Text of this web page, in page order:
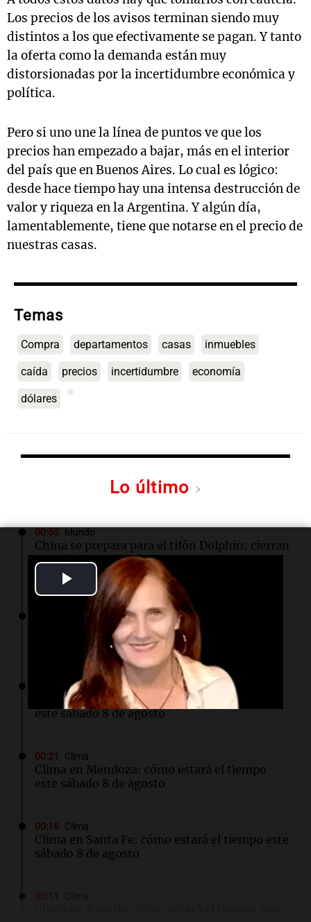
Play
Video
Los precios de los avisos terminan siendo muy
distintos a los que efectivamente se pagan. Y tanto
la oferta como la demanda están muy
distorsionadas por la incertidumbre económica y
política.
Pero si uno une la línea de puntos ve que los
precios han empezado a bajar, más en el interior
del país que en Buenos Aires. Lo cual es lógico:
desde hace tiempo hay una intensa destrucción de
valor y riqueza en la Argentina. Y algún día,
lamentablemente, tiene que notarse en el precio de
nuestras casas.
Temas
Compra departamentos casas inmuebles
caída precios incertidumbre economía
dólares
Lo último
00:55 Mundo
China se prepara para el tifón Dolphin; cierran
escuelas y actividades turísticas en varias
provincias
Clima en Salta: cómo estará el tiempo este
sábado 8 de agosto
Clima
Clima en Tucumán: cómo estará el tiempo
este sábado 8 de agosto
00:21 Clima
Clima en Mendoza: cómo estará el tiempo
este sábado 8 de agosto
00:16 Clima
Clima en Santa Fe: cómo estará el tiempo este
sábado 8 de agosto